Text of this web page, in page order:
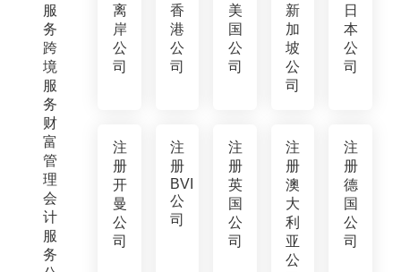
服
务
跨
境
服
务
财
富
管
理
会
计
服
务
离
岸
公
司
香
港
公
司
美
国
公
司
新
加
坡
公
司
日
本
公
司
注
册
开
曼
公
司
注
册
BVI
公
司
注
册
英
国
公
司
注
册
澳
大
利
亚
公
注
册
德
国
公
司